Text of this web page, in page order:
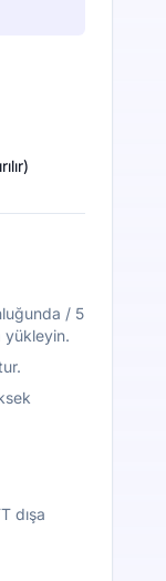
)
/ 5
yükleyin.
dışa